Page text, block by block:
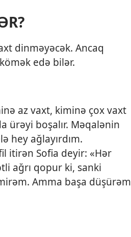
dinməyəcək. Ancaq
edə bilər.
az vaxt, kiminə çox vaxt
ürəyi boşalır. Məqalənin
hey ağlayırdım.
itirən Sofia deyir: «Hər
ağrı qopur ki, sanki
Amma başa düşürəm